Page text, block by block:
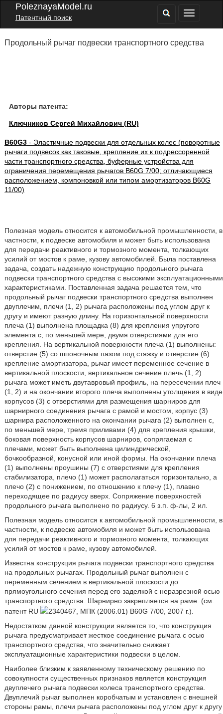
PoleznayaModel.ru
Патентный поиск
Продольный рычаг подвески транспортного средства
Авторы патента:
Ключников Сергей Михайлович (RU)
B60G3- Эластичные подвески для отдельных колес (поворотные
рычаги подвесок как таковые, крепление их к подрессоренной
части транспортного средства, буферные устройства для
ограничения перемещения рычагов B60G 7/00; отличающиеся
расположением, компоновкой или типом амортизаторов B60G
11/00)
Полезная модель относится к автомобильной промышленности, в
частности, к подвеске автомобиля и может быть использована
для передачи реактивного и тормозного момента, толкающих
усилий от мостов к раме, кузову автомобилей. Была поставлена
задача, создать надежную конструкцию продольного рычага
подвески транспортного средства с высокими эксплуатационными
характеристиками. Поставленная задача решается тем, что
продольный рычаг подвески транспортного средства выполнен
двуплечим, плечи (1, 2) рычага расположены под углом друг к
другу и имеют разную длину. На горизонтальной поверхности
плеча (1) выполнена площадка (8) для крепления упругого
элемента с, по меньшей мере, двумя отверстиями для его
крепления. На вертикальной поверхности плеча (1) выполнены:
отверстие (5) со шпоночным пазом под стяжку и отверстие (6)
крепление амортизатора, рычаг имеет переменное сечение в
вертикальной плоскости, вертикальное сечение плечь (1, 2)
рычага может иметь двутавровый профиль, на пересечении плеч
(1, 2) и на окончании второго плеча выполнены утолщения в виде
корпусов (3) с отверстиями для размещения шарниров для
шарнирного соединения рычага с рамой и мостом, корпус (3)
шарнира расположенного на окончании рычага (2) выполнен с,
по меньшей мере, тремя приливами (4) для крепления крышки,
боковая поверхность корпусов шарниров, сопрягаемая с
плечами, может быть выполнена цилиндрической,
бочкообразной, конусной или иной формы. На окончании плеча
(1) выполнены проушины (7) с отверстиями для крепления
стабилизатора, плечо (1) может располагаться горизонтально, а
плечо (2) с понижением, по отношению к плечу (1), плавно
переходящее по радиусу вверх. Сопряжение поверхностей
продольного рычага выполнено по радиусу. 6 з.п. ф-лы, 2 ил.
Полезная модель относится к автомобильной промышленности, в
частности, к подвеске автомобиля и может быть использована
для передачи реактивного и тормозного момента, толкающих
усилий от мостов к раме, кузову автомобилей.
Известна конструкция рычага подвески транспортного средства
на продольных рычагах. Продольный рычаг выполнен с
переменным сечением в вертикальной плоскости до
прямоугольного сечения перед его заделкой с неразрезной осью
транспортного средства. Шарнирно закрепляется на раме. (см.
патент RU
2340467, МПК (2006.01) B60G 7/00, 2007 г.).
Недостатком данной конструкции является то, что конструкция
рычага предусматривает жесткое соединение рычага с осью
транспортного средства, что значительно снижает
эксплуатационные характеристики подвески в целом.
Наиболее близким к заявленному техническому решению по
совокупности существенных признаков является конструкция
двуплечего рычага подвески колеса транспортного средства.
Двуплечий рычаг выполнен коробчатым и установлен с внешней
стороны рамы, плечи рычага расположены под углом друг к другу